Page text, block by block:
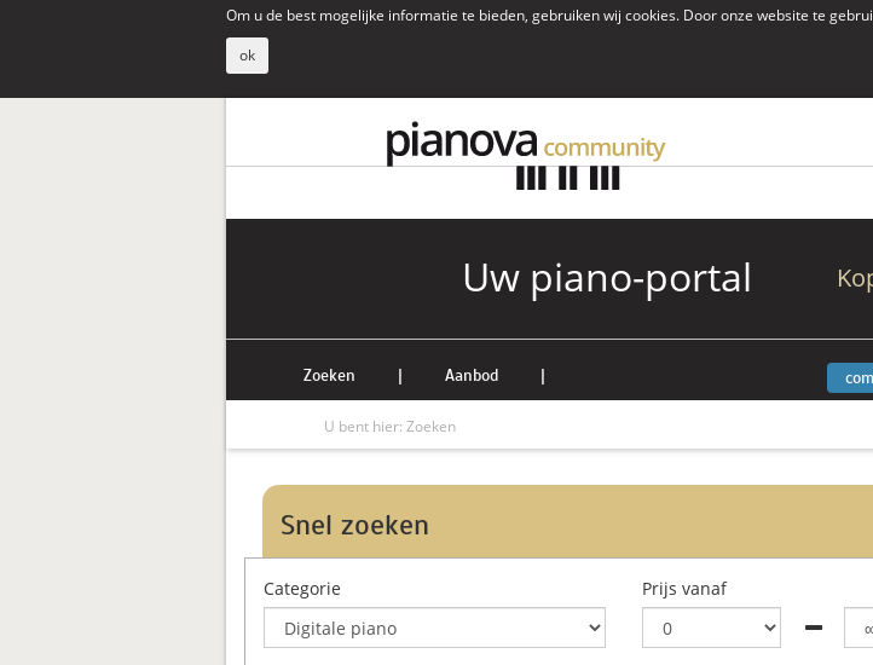
Om u de best mogelijke informatie te bieden, gebruiken wij cookies. Door onze website te
ok
Uw piano-portal
Zoeken | Aanbod |
U bent hier: Zoeken
Snel zoeken
Categorie Prijs vanaf